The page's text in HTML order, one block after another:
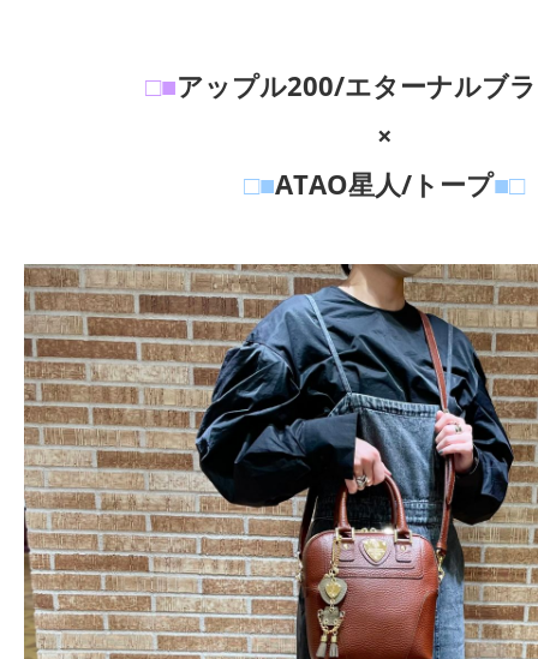
□■アップル200/エターナルブ
×
□■ATAO星人/トープ■□